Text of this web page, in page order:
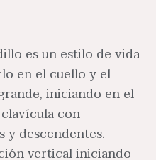
es un estilo de vida
en el cuello y el
iniciando en el
con
y descendentes.
vertical iniciando